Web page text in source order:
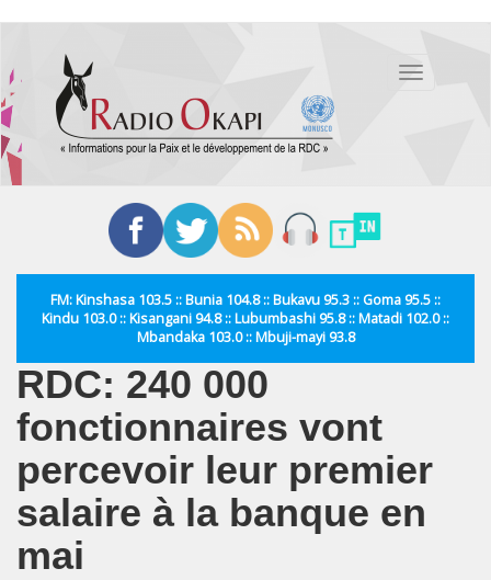
contenu
principal
Toggle
FM: Kinshasa 103.5 :: Bunia 104.8 :: Bukavu 95.3 :: Goma 95.5 ::
Kindu 103.0 :: Kisangani 94.8 :: Lubumbashi 95.8 :: Matadi 102.0 ::
Mbandaka 103.0 :: Mbuji-mayi 93.8
RDC: 240 000
fonctionnaires vont
percevoir leur premier
salaire à la banque en
mai